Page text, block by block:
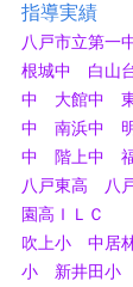
指導実績
八戸市立第一
根城中　白山
中　大館中　
中　南浜中　
中　階上中　
八戸東高　八
園高ＩＬＣ
吹上小　中居
小　新井田小